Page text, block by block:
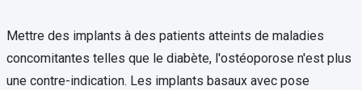
Mettre des implants à des patients atteints de maladies
concomitantes telles que le diabète, l'ostéoporose n'est plus
une contre-indication. Les implants basaux avec pose